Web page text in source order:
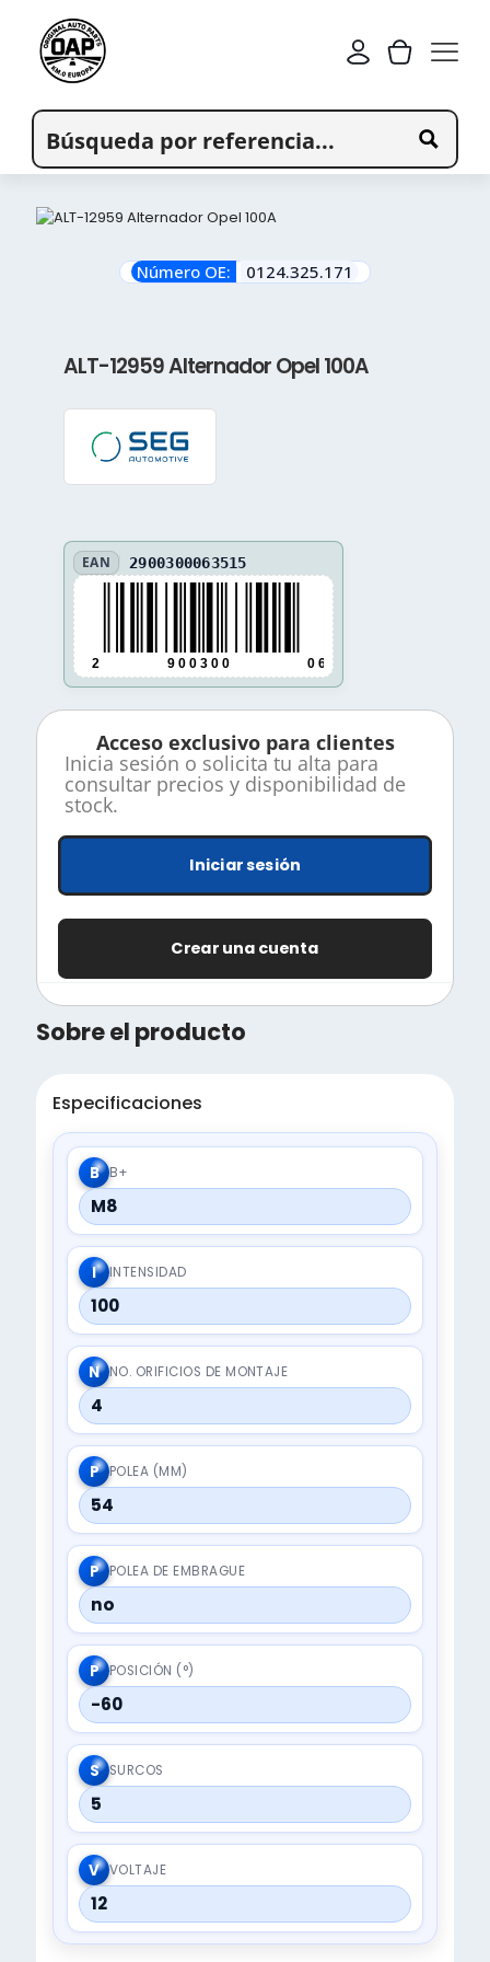
Número OE: 0124.325.171
ALT-12959 Alternador Opel 100A
EAN 2900300063515
2 9 0 0 3 0 0 0 6 3 5 1 5
Acceso exclusivo para clientes
Inicia sesión o solicita tu alta para
consultar precios y disponibilidad de
stock.
Iniciar sesión
Crear una cuenta
Sobre el producto
Especificaciones
B B+
M8
I INTENSIDAD
100
N NO. ORIFICIOS DE MONTAJE
4
P POLEA (MM)
54
P POLEA DE EMBRAGUE
no
P POSICIÓN (°)
-60
S SURCOS
5
V VOLTAJE
12